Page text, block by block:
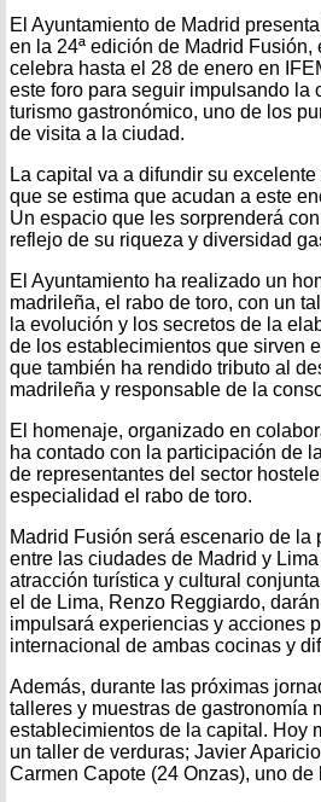
El Ayuntamiento de Madrid
en la 24ª edición de Madrid
celebra hasta el 28 de enero en
este foro para seguir impulsando
turismo gastronómico, uno de los
de visita a la ciudad.
La capital va a difundir su
que se estima que acudan a este
Un espacio que les sorprenderá
reflejo de su riqueza y diversidad
El Ayuntamiento ha realizado un
madrileña, el rabo de toro, con un
la evolución y los secretos de la
de los establecimientos que sirven
que también ha rendido tributo al
madrileña y responsable de la
El homenaje, organizado en
ha contado con la participación de
de representantes del sector
especialidad el rabo de toro.
Madrid Fusión será escenario de
entre las ciudades de Madrid y
atracción turística y cultural
el de Lima, Renzo Reggiardo,
impulsará experiencias y acciones
internacional de ambas cocinas y
Además, durante las próximas
talleres y muestras de gastronomía
establecimientos de la capital. Hoy
un taller de verduras; Javier
Carmen Capote (24 Onzas), uno de